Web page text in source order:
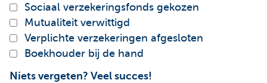
Sociaal verzekeringsfonds gekozen
Mutualiteit verwittigd
Verplichte verzekeringen afgesloten
Boekhouder bij de hand
Niets vergeten? Veel succes!